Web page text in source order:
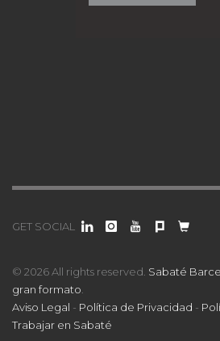
GET SOCIAL
© 2026 All rights reserved. Sabaté
gran formato.
Aviso Legal - Política de Privacidad -
Trabajar en Sabaté